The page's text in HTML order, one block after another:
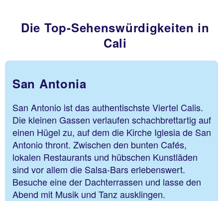
Die Top-Sehenswürdigkeiten in
Cali
San Antonia
San Antonio ist das authentischste Viertel Calis.
Die kleinen Gassen verlaufen schachbrettartig auf
einen Hügel zu, auf dem die Kirche Iglesia de San
Antonio thront. Zwischen den bunten Cafés,
lokalen Restaurants und hübschen Kunstläden
sind vor allem die Salsa-Bars erlebenswert.
Besuche eine der Dachterrassen und lasse den
Abend mit Musik und Tanz ausklingen.